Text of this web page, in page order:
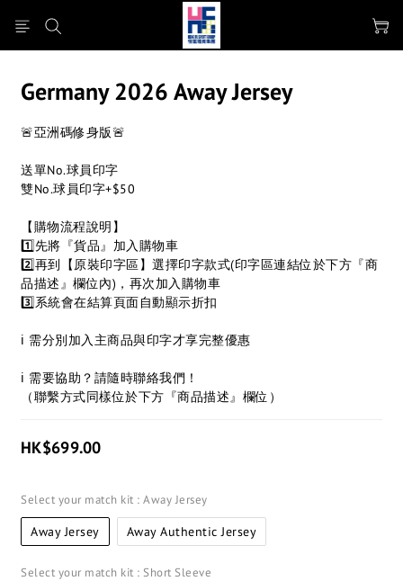
Germany 2026 Away Jersey
🚨亞洲碼修身版🚨
送單No.球員印字
雙No.球員印字+$50
【購物流程說明】
1️⃣先將『貨品』加入購物車
2️⃣再到【原裝印字區】選擇印字款式(印字區連結位於下方『商
品描述』欄位內)，再次加入購物車
3️⃣系統會在結算頁面自動顯示折扣
ℹ 需分別加入主商品與印字才享完整優惠
ℹ 需要協助？請隨時聯絡我們！
（聯繫方式同樣位於下方『商品描述』欄位）
HK$699.00
Select your match kit : Away Jersey
Away Jersey Away Authentic Jersey
Select your match kit : Short Sleeve